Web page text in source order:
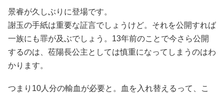
景睿が久しぶりに登場です。
謝玉の手紙は重要な証言でしょうけど。それを公開すれば
一族にも罪が及ぶでしょう。13年前のことで今さら公開
するのは、莅陽長公主としては慎重になってしまうのはわ
かります。
つまり10人分の輸血が必要と。血を入れ替えるって、こ